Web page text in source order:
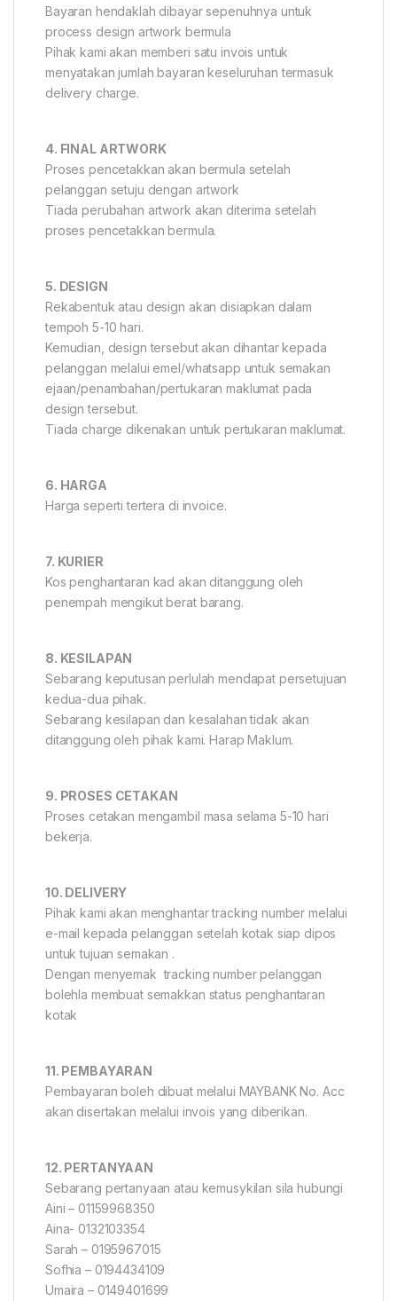
Bayaran hendaklah dibayar sepenuhnya untuk
process design artwork bermula
Pihak kami akan memberi satu invois untuk
menyatakan jumlah bayaran keseluruhan termasuk
delivery charge.
4. FINAL ARTWORK
Proses pencetakkan akan bermula setelah
pelanggan setuju dengan artwork
Tiada perubahan artwork akan diterima setelah
proses pencetakkan bermula.
5. DESIGN
Rekabentuk atau design akan disiapkan dalam
tempoh 5-10 hari.
Kemudian, design tersebut akan dihantar kepada
pelanggan melalui emel/whatsapp untuk semakan
ejaan/penambahan/pertukaran maklumat pada
design tersebut.
Tiada charge dikenakan untuk pertukaran maklumat.
6. HARGA
Harga seperti tertera di invoice.
7. KURIER
Kos penghantaran kad akan ditanggung oleh
penempah mengikut berat barang.
8. KESILAPAN
Sebarang keputusan perlulah mendapat persetujuan
kedua-dua pihak.
Sebarang kesilapan dan kesalahan tidak akan
ditanggung oleh pihak kami. Harap Maklum.
9. PROSES CETAKAN
Proses cetakan mengambil masa selama 5-10 hari
bekerja.
10. DELIVERY
Pihak kami akan menghantar tracking number melalui
e-mail kepada pelanggan setelah kotak siap dipos
untuk tujuan semakan .
Dengan menyemak tracking number pelanggan
bolehla membuat semakkan status penghantaran
kotak
11. PEMBAYARAN
Pembayaran boleh dibuat melalui MAYBANK No. Acc
akan disertakan melalui invois yang diberikan.
12. PERTANYAAN
Sebarang pertanyaan atau kemusykilan sila hubungi
Aini – 01159968350
Aina- 0132103354
Sarah – 0195967015
Sofhia – 0194434109
Umaira – 0149401699